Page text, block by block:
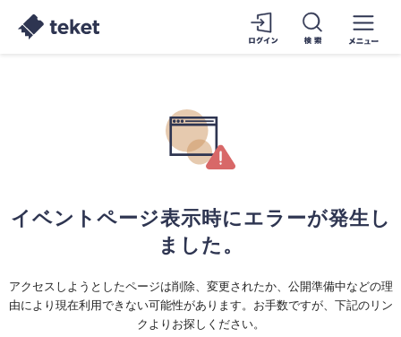
イベントページ表示時にエラーが発生し
ました。
アクセスしようとしたページは削除、変更されたか、公開準備中などの理
由により現在利用できない可能性があります。お手数ですが、下記のリン
クよりお探しください。